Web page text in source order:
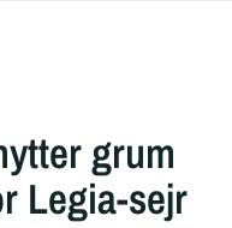
grum
Legia-sejr